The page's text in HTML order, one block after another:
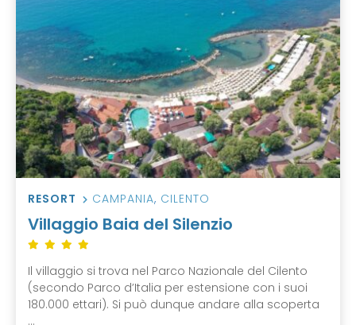
RESORT CAMPANIA, CILENTO
Villaggio Baia del Silenzio
Il villaggio si trova nel Parco Nazionale del Cilento
(secondo Parco d’Italia per estensione con i suoi
180.000 ettari). Si può dunque andare alla scoperta
...